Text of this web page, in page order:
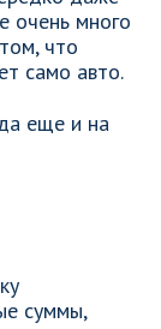
очень много
что
само авто.
еще и на
суммы,